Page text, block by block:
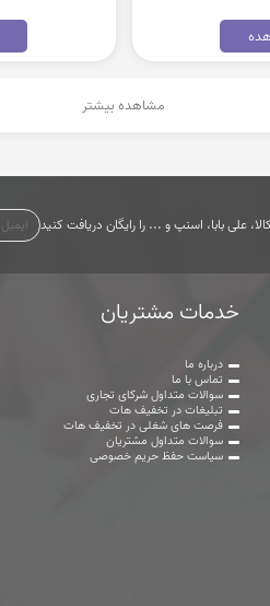
مشاهده بیشتر
علی بابا، اسنپ و ... را رایگان دریافت کنید
خدمات مشتریان
درباره ما
تماس با ما
سوالات متداول شرکای تجاری
تبلیغات در تخفیف هات
فرصت های شغلی در تخفیف هات
سوالات متداول مشتریان
سیاست حفظ حریم خصوصی